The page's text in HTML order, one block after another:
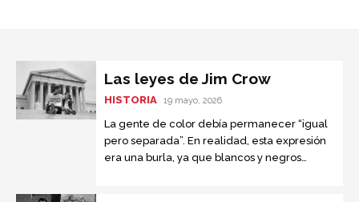
Las leyes de Jim Crow
HISTORIA 19 mayo, 2026
La gente de color debía permanecer “igual
pero separada”. En realidad, esta expresión
era una burla, ya que blancos y negros